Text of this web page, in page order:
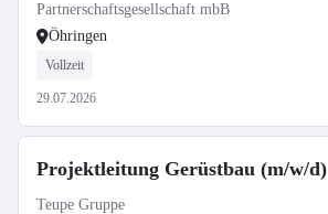
Partnerschaftsgesellschaft mbB
Öhringen
Vollzeit
29.07.2026
Projektleitung Gerüstbau (m/w/d)
Teupe Gruppe